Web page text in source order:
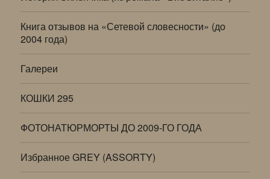
Книга отзывов на «Сетевой словесности» (до
2004 года)
Галереи
КОШКИ 295
ФОТОНАТЮРМОРТЫ ДО 2009-ГО ГОДА
Избранное GREY (ASSORTY)